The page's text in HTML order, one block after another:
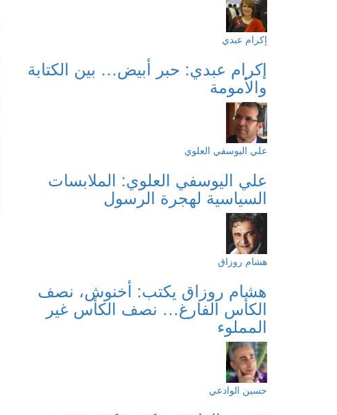
إكرام عبدي
إكرام عبدي: حبر أبيض… بين الكتابة
والأمومة
علي اليوسفي العلوي
علي اليوسفي العلوي: الملابسات
السياسية لهجرة الرسول
هشام روزاق
هشام روزاق يكتب: أخنوش، نصف
الكأس الفارغ… نصف الكأس غير
المملوء
حسين الوادعي